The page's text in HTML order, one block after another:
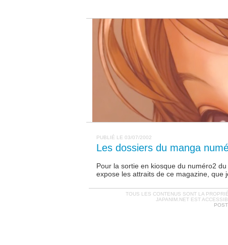
PUBLIÉ LE 03/07/2002
Les dossiers du manga
Pour la sortie en kiosque du numéro2
expose les attraits de ce magazine, que
TOUS LES CONTENUS SONT LA
JAPANIM.NET EST